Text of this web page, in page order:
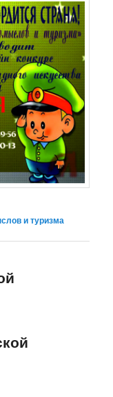
и туризма